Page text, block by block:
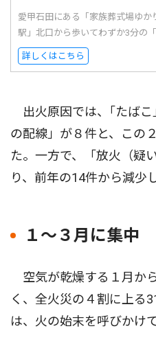
愛甲石田にある「家族葬式場ゆか
駅」北口から歩いてわずか3分の
詳しくはこちら
出火原因では、｢たばこ
の配線」が８件と、この
た。一方で、「放火（疑
り、前年の14件から減少
１〜３月に集中
空気が乾燥する１月か
く、全火災の４割に上る
は、火の始末を呼びかけ